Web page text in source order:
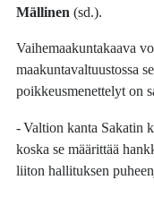
Mällinen (sd.).
Vaihemaakuntakaava
maakuntavaltuustossa
poikkeusmenettelyt on
- Valtion kanta Sakatin
koska se määrittää
liiton hallituksen